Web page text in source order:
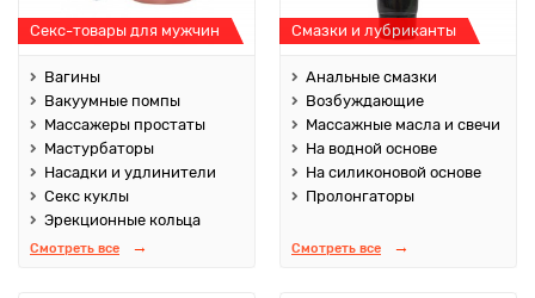
Секс-товары для мужчин
Вагины
Вакуумные помпы
Массажеры простаты
Мастурбаторы
Насадки и удлинители
Секс куклы
Эрекционные кольца
Смотреть все
Смазки и лубриканты
Анальные смазки
Возбуждающие
Массажные масла и свечи
На водной основе
На силиконовой основе
Пролонгаторы
Смотреть все